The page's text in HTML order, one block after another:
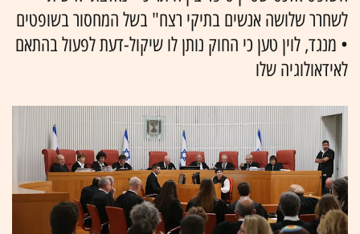
לשחרר שלושה אנשים בתיקי רצח" בשל המחסור בשופטים
• מנגד, לוין טען כי החוק נותן לו שיקול-דעת לפעול בהתאם
לאידאולוגיה שלו